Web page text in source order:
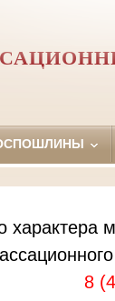
характера
8